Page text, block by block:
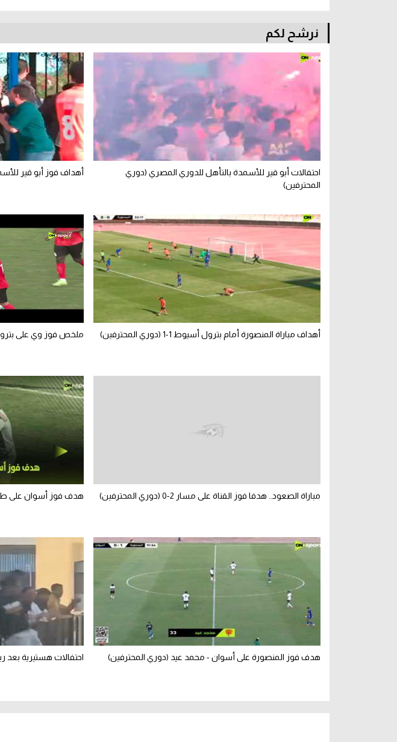
نرشح لكم
احتفالات أبو قير للأسمدة بالتأهل للدوري المصري (دوري
المحترفين)
أهداف فوز أبو قير للأسمدة على راية
أهداف مباراة المنصورة أمام بترول أسيوط 1-1 (دوري المحترفين) ملخص فوز وي على بترول أسيوط 3-0
مباراة الصعود.. هدفا فوز القناة على مسار 2-0 (دوري المحترفين) هدف فوز أسوان على طنطا 1-0 (دوري
هدف فوز المنصورة على أسوان - محمد عيد (دوري المحترفين) احتفالات هستيرية بعد